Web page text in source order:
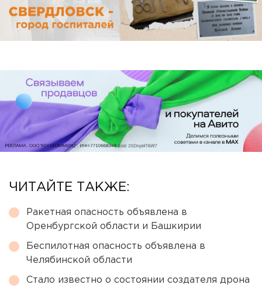
ЧИТАЙТЕ ТАКЖЕ:
Ракетная опасность объявлена в
Оренбургской области и Башкирии
Беспилотная опасность объявлена в
Челябинской области
Стало известно о состоянии создателя дрона